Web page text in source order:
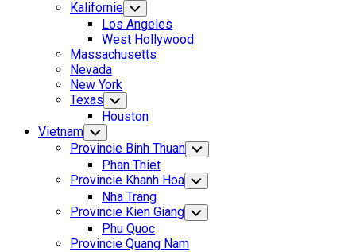
Kalifornie Toggle
Child
Menu
Los Angeles
West Hollywood
Massachusetts
Nevada
New York
Texas Toggle
Child
Menu
Houston
Vietnam Toggle
Child
Menu
Provincie Binh Thuan Toggle
Child
Menu
Phan Thiet
Provincie Khanh Hoa Toggle
Child
Menu
Nha Trang
Provincie Kien Giang Toggle
Child
Phu Quoc
Provincie Quang Nam